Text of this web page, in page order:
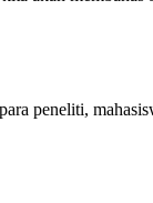
peneliti,